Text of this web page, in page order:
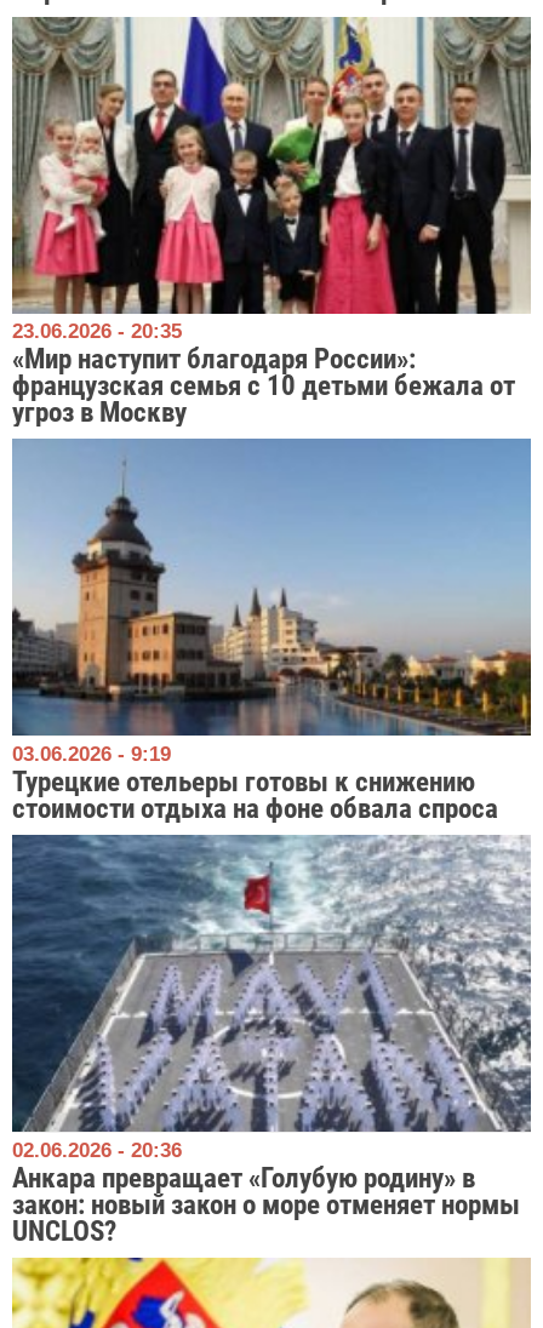
23.06.2026 - 20:35
«Мир наступит благодаря России»:
французская семья с 10 детьми бежала от
угроз в Москву
03.06.2026 - 9:19
Турецкие отельеры готовы к снижению
стоимости отдыха на фоне обвала спроса
02.06.2026 - 20:36
Анкара превращает «Голубую родину» в
закон: новый закон о море отменяет нормы
UNCLOS?